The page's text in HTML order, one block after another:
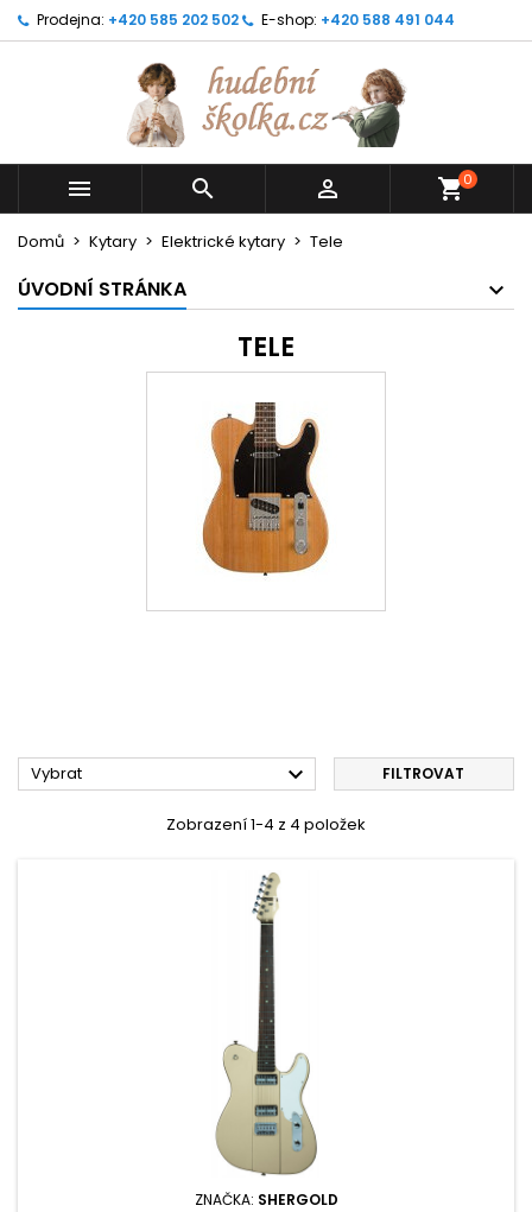
Prodejna: +420 585 202 502 E-shop: +420 588 491 044
   shopping_cart0
Domů Kytary Elektrické kytary Tele
ÚVODNÍ STRÁNKA
TELE
Vybrat  FILTROVAT
Zobrazení 1-4 z 4 položek
ZNAČKA: SHERGOLD